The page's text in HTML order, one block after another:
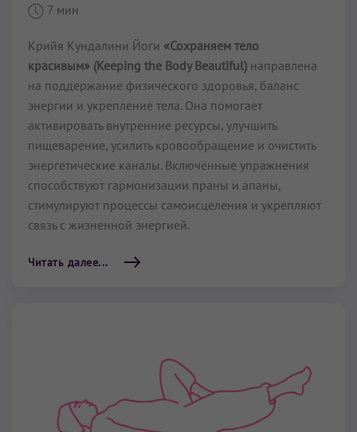
7 мин
Крийя Кундалини Йоги «Сохраняем тело
красивым» (Keeping the Body Beautiful) направлена
на поддержание физического здоровья, баланс
энергии и укрепление тела. Она помогает
активировать внутренние ресурсы, улучшить
пищеварение, усилить кровообращение и очистить
энергетические каналы. Включённые упражнения
способствуют гармонизации праны и апаны,
стимулируют процессы самоисцеления и укрепляют
связь с жизненной энергией.
Читать далее...